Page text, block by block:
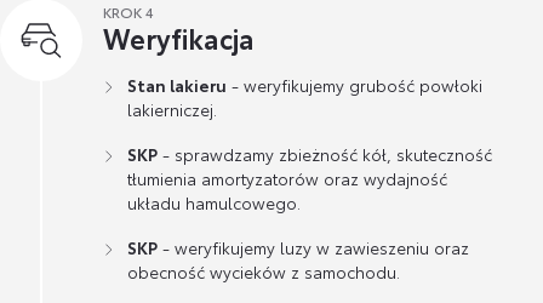
KROK 4
Weryfikacja
Stan lakieru - weryfikujemy grubość powłoki
lakierniczej.
SKP - sprawdzamy zbieżność kół, skuteczność
tłumienia amortyzatorów oraz wydajność
układu hamulcowego.
SKP - weryfikujemy luzy w zawieszeniu oraz
obecność wycieków z samochodu.